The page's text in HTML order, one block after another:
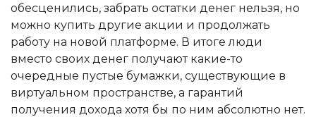
обесценились, забрать остатки денег нельзя, но
можно купить другие акции и продолжать
работу на новой платформе. В итоге люди
вместо своих денег получают какие-то
очередные пустые бумажки, существующие в
виртуальном пространстве, а гарантий
получения дохода хотя бы по ним абсолютно нет.